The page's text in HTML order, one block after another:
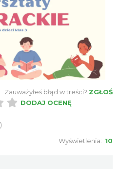
archiwum Z.
Zauważyłeś błąd w treści? ZGŁOŚ
DODAJ OCENĘ
Wyświetlenia: 10